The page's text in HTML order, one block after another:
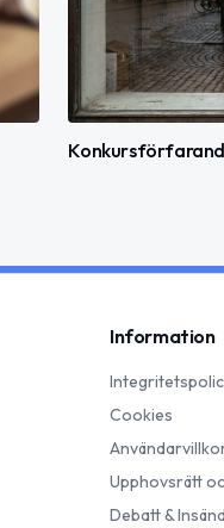
Information
Cookies
Upphovsrätt
Debatt &